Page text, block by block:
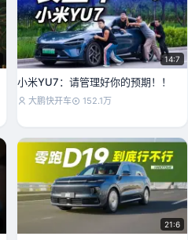
14:7
小米YU7：请管理好你的预期！！
大鹏快开车 152.1万
21:6